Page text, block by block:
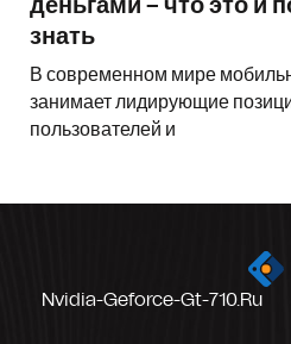
деньгами – что это и
знать
В современном мире
занимает лидирующие
пользователей и
Nvidia-Geforce-Gt-710.ru